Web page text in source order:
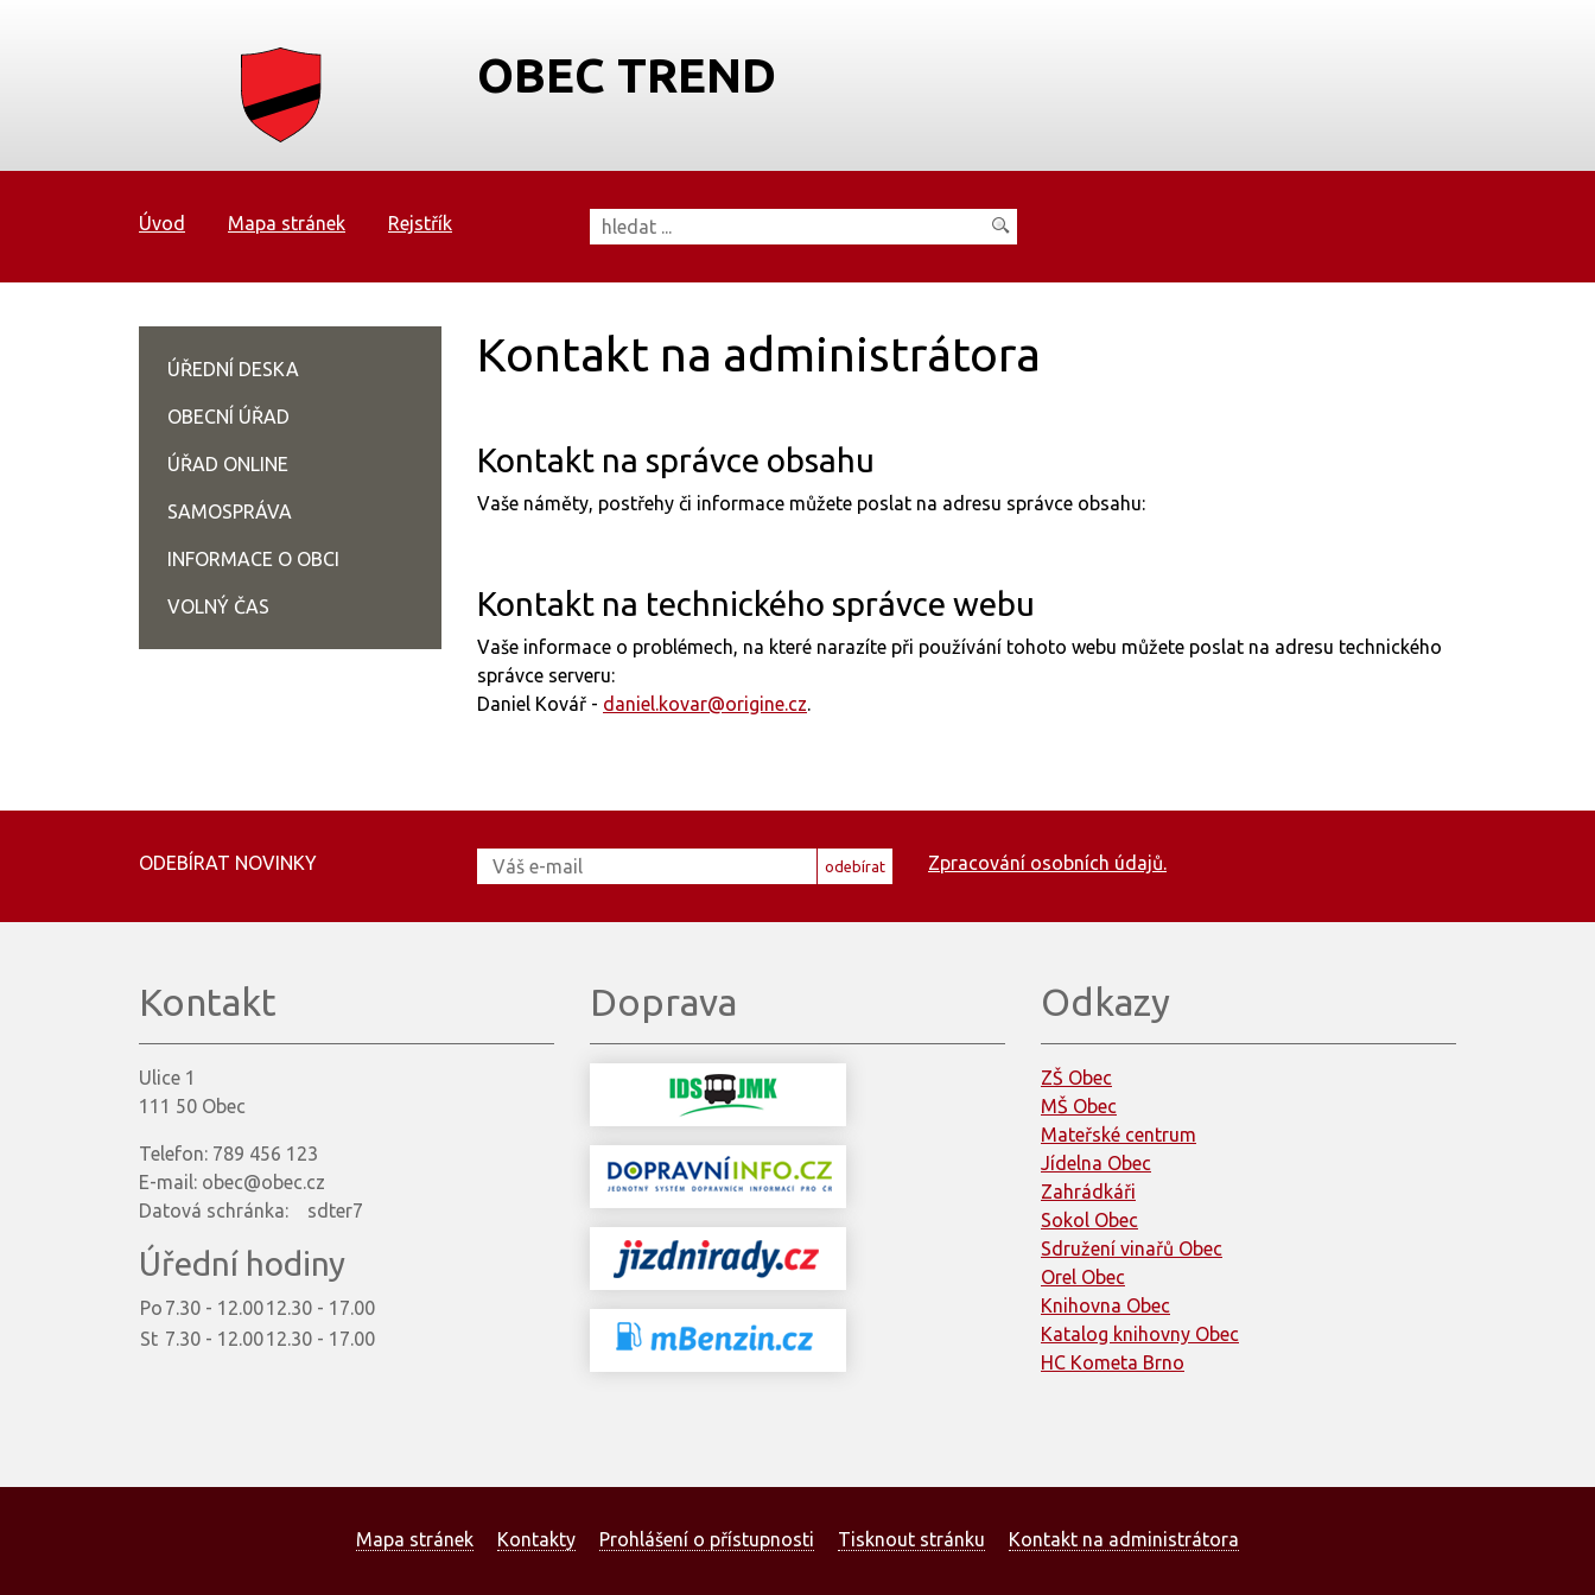
OBEC TREND
Úvod Mapa stránek Rejstřík
Kontakt na administrátora
Kontakt na správce obsahu
Vaše náměty, postřehy či informace můžete poslat na adresu správce obsahu:
Kontakt na technického správce webu
Vaše informace o problémech, na které narazíte při používání tohoto webu můžete poslat na adresu technického
správce serveru:
Daniel Kovář - daniel.kovar@origine.cz.
ÚŘEDNÍ DESKA
OBECNÍ ÚŘAD
ÚŘAD ONLINE
SAMOSPRÁVA
INFORMACE O OBCI
VOLNÝ ČAS
ODEBÍRAT NOVINKY odebírat Zpracování osobních údajů.
Kontakt
Ulice 1
111 50 Obec
Telefon: 789 456 123
E-mail: obec@obec.cz
Datová schránka: sdter7
Úřední hodiny
Po 7.30 - 12.0012.30 - 17.00
St 7.30 - 12.0012.30 - 17.00
Doprava Odkazy
ZŠ Obec
MŠ Obec
Mateřské centrum
Jídelna Obec
Zahrádkáři
Sokol Obec
Sdružení vinařů Obec
Orel Obec
Knihovna Obec
Katalog knihovny Obec
HC Kometa Brno
Mapa stránek Kontakty Prohlášení o přístupnosti Tisknout stránku Kontakt na administrátora